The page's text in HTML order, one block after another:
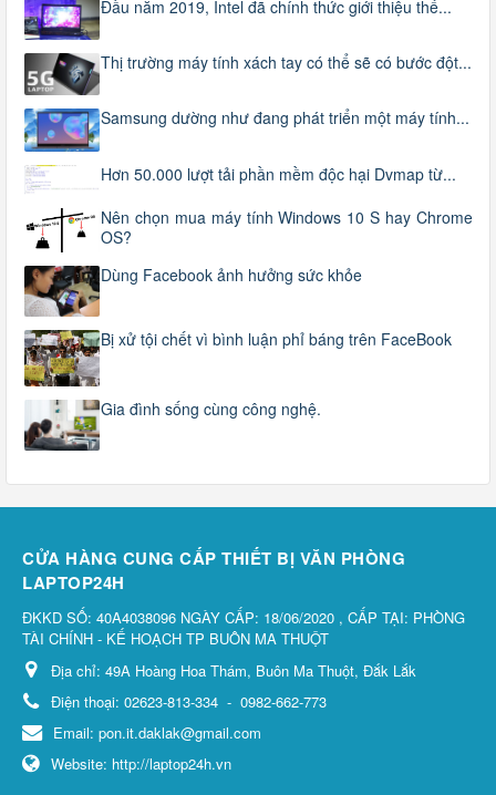
Đầu năm 2019, Intel đã chính thức giới thiệu thế...
Thị trường máy tính xách tay có thể sẽ có bước đột...
Samsung dường như đang phát triển một máy tính...
Hơn 50.000 lượt tải phần mềm độc hại Dvmap từ...
Nên chọn mua máy tính Windows 10 S hay Chrome
OS?
Dùng Facebook ảnh hưởng sức khỏe
Bị xử tội chết vì bình luận phỉ báng trên FaceBook
Gia đình sống cùng công nghệ.
CỬA HÀNG CUNG CẤP THIẾT BỊ VĂN PHÒNG
LAPTOP24H
ĐKKD SỐ: 40A4038096 NGÀY CẤP: 18/06/2020 , CẤP TẠI: PHÒNG
TÀI CHÍNH - KẾ HOẠCH TP BUÔN MA THUỘT
Địa chỉ: 49A Hoàng Hoa Thám, Buôn Ma Thuột, Đắk Lắk
Điện thoại: 02623-813-334 - 0982-662-773
Email: pon.it.daklak@gmail.com
Website: http://laptop24h.vn